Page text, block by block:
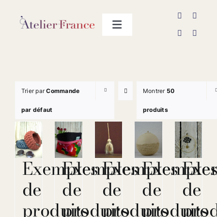
Toggle
Trier parCommande
par défaut
Montrer 50
produits
Exemples
de
produits
Exemples
de
produits
Exemples
de
produits
de
produits
de